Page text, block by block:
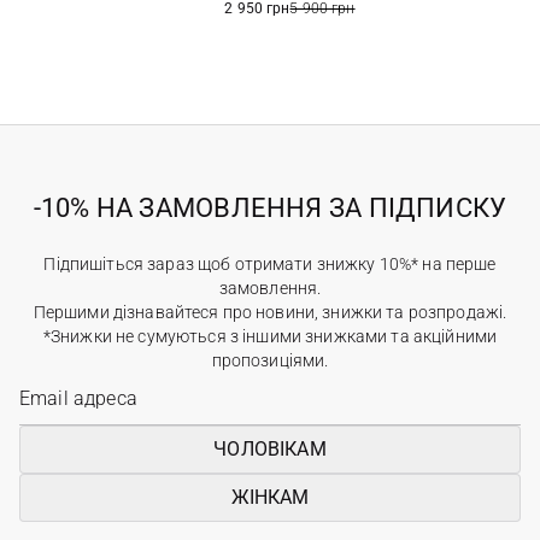
2 950 грн5 900 грн
-10% НА ЗАМОВЛЕННЯ ЗА ПІДПИСКУ
Підпишіться зараз щоб отримати знижку 10%* на перше
замовлення.
Першими дізнавайтеся про новини, знижки та розпродажі.
*Знижки не сумуються з іншими знижками та акційними
пропозиціями.
ЧОЛОВІКАМ
ЖІНКАМ